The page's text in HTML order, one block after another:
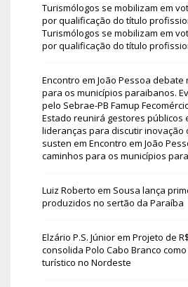
Turismólogos se mobilizam em
por qualificação do título
Turismólogos se mobilizam em
por qualificação do título
Encontro em João Pessoa
para os municípios paraibanos.
pelo Sebrae-PB Famup
Estado reunirá gestores públicos
lideranças para discutir inovação
susten em Encontro em João
caminhos para os municípios
Luiz Roberto em Sousa lança
produzidos no sertão da Paraíba
Elzário P.S. Júniorem Projeto de
consolida Polo Cabo Branco
turístico no Nordeste